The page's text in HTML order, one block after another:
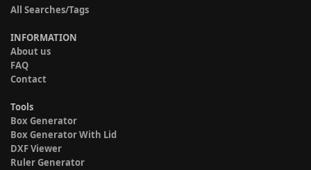
All Searches/Tags
INFORMATION
About us
FAQ
Contact
Tools
Box Generator
Box Generator With Lid
DXF Viewer
Ruler Generator